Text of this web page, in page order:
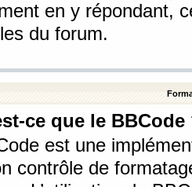
en y répondant,
du forum.
ce que le BBCode
est une
contrôle de